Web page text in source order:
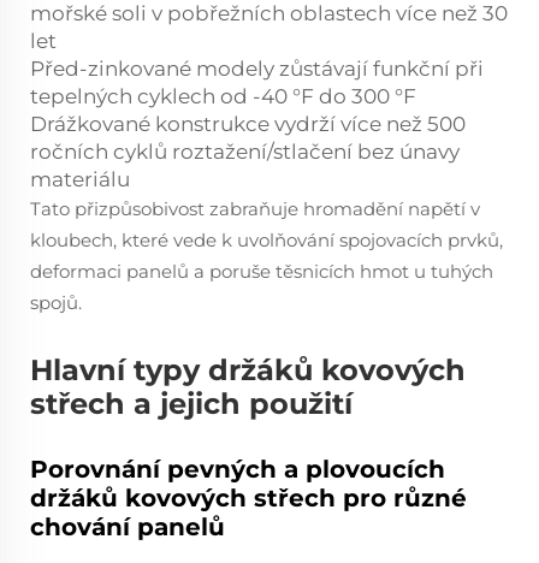
mořské soli v pobřežních oblastech více než 30
let
Před-zinkované modely zůstávají funkční při
tepelných cyklech od -40 °F do 300 °F
Drážkované konstrukce vydrží více než 500
ročních cyklů roztažení/stlačení bez únavy
materiálu
Tato přizpůsobivost zabraňuje hromadění napětí v
kloubech, které vede k uvolňování spojovacích prvků,
deformaci panelů a poruše těsnicích hmot u tuhých
spojů.
Hlavní typy držáků kovových
střech a jejich použití
Porovnání pevných a plovoucích
držáků kovových střech pro různé
chování panelů